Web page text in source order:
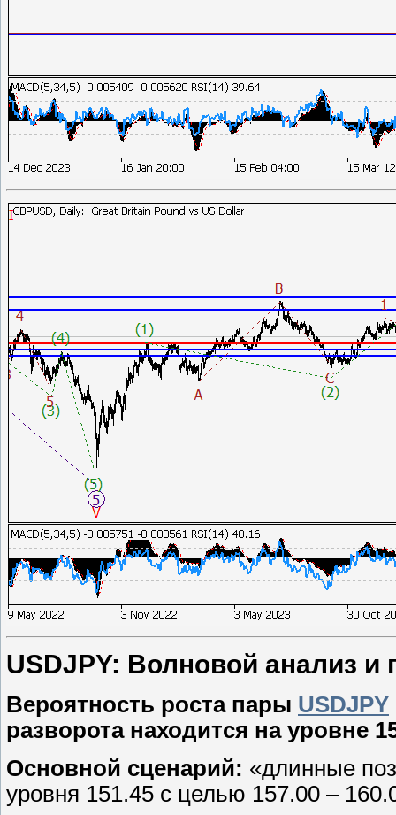
USDJPY: Волновой анализ и
Вероятность роста пары USDJPY
разворота находится на уровне
Основной сценарий: «длинные
уровня 151.45 с целью 157.00 –